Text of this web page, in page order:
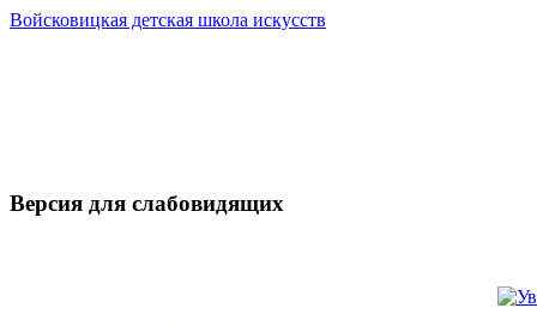
Войсковицкая детская школа искусств
Версия для слабовидящих